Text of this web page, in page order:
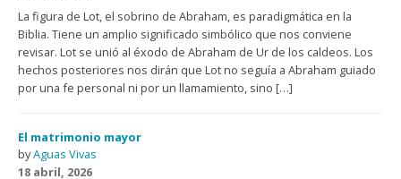
La figura de Lot, el sobrino de Abraham, es paradigmática en la
Biblia. Tiene un amplio significado simbólico que nos conviene
revisar. Lot se unió al éxodo de Abraham de Ur de los caldeos. Los
hechos posteriores nos dirán que Lot no seguía a Abraham guiado
por una fe personal ni por un llamamiento, sino […]
El matrimonio mayor
byAguas Vivas
18 abril, 2026